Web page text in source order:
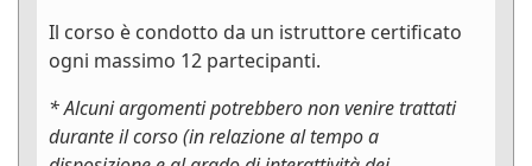
Il corso è condotto da un istruttore certificato
ogni massimo 12 partecipanti.
* Alcuni argomenti potrebbero non venire trattati
durante il corso (in relazione al tempo a